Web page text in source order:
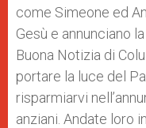
come Simeone ed
Gesù e annunciano
Buona Notizia di
portare la luce del
risparmiarvi
anziani. Andate loro